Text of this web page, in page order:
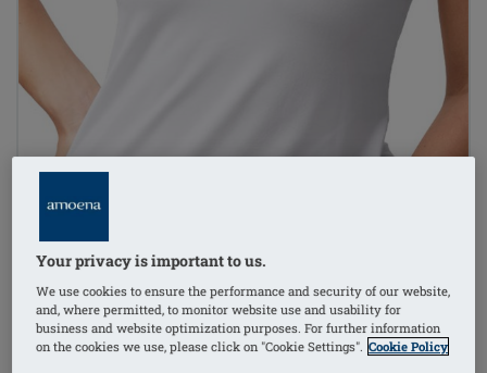
1/3
Your privacy is important to us.
We use cookies to ensure the performance and security of our website,
and, where permitted, to monitor website use and usability for
business and website optimization purposes. For further information
on the cookies we use, please click on "Cookie Settings". Cookie Policy